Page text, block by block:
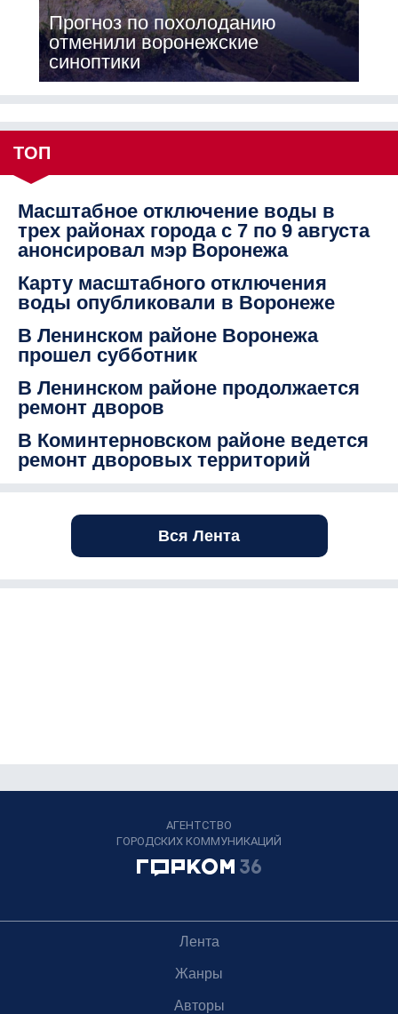
Прогноз по похолоданию
отменили воронежские
синоптики
ТОП
Масштабное отключение воды в
трех районах города с 7 по 9 августа
анонсировал мэр Воронежа
Карту масштабного отключения
воды опубликовали в Воронеже
В Ленинском районе Воронежа
прошел субботник
В Ленинском районе продолжается
ремонт дворов
В Коминтерновском районе ведется
ремонт дворовых территорий
Вся Лента
АГЕНТСТВО
ГОРОДСКИХ КОММУНИКАЦИЙ
Лента
Жанры
Авторы